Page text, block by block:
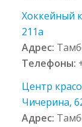
Хоккейный
211а
Адрес:
Телефоны:
Центр
Чичерина,
Адрес: